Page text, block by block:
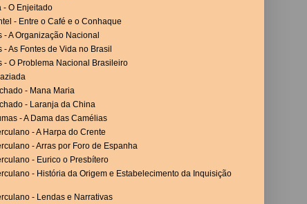
- O Enjeitado
- Entre o Café e o Conhaque
- A Organização Nacional
- As Fontes de Vida no Brasil
- O Problema Nacional Brasileiro
- Mana Maria
- Laranja da China
- A Dama das Camélias
- A Harpa do Crente
- Arras por Foro de Espanha
- Eurico o Presbítero
- História da Origem e Estabelecimento da Inquisição
- Lendas e Narrativas